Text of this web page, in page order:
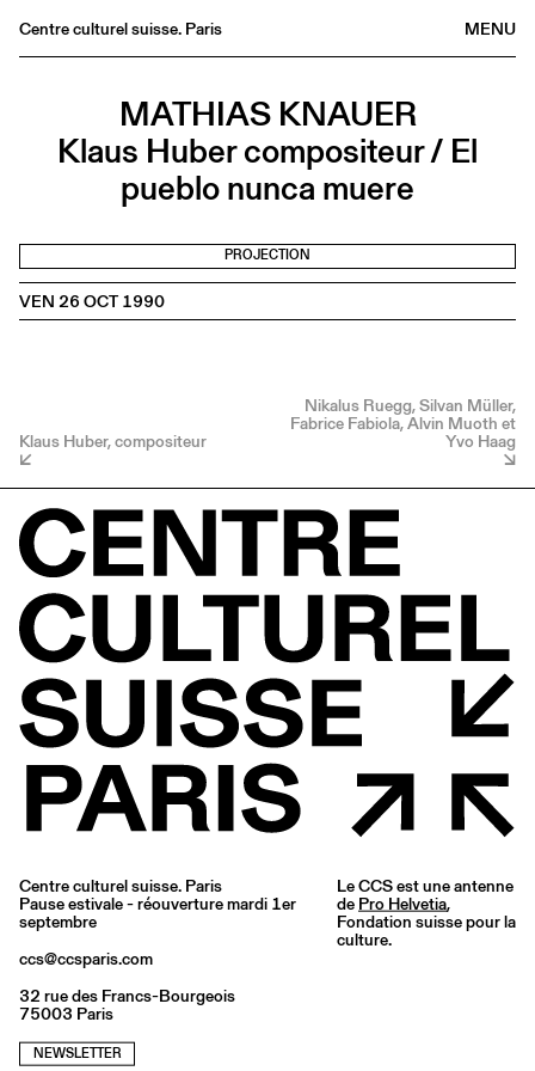
MENU
Centre culturel suisse. Paris
Buvette
Éditions
Informations
MATHIAS KNAUER
Klaus Huber compositeur / El
pueblo nunca muere
PROJECTION
VEN 26 OCT 1990
Klaus Huber, compositeur
Nikalus Ruegg, Silvan Müller,
Fabrice Fabiola, Alvin Muoth et
Yvo Haag
Centre culturel suisse. Paris
Pause estivale - réouverture mardi 1er
septembre
ccs@ccsparis.com
32 rue des Francs-Bourgeois
75003 Paris
NEWSLETTER
Le CCS est une antenne
de Pro Helvetia,
Fondation suisse pour la
culture.